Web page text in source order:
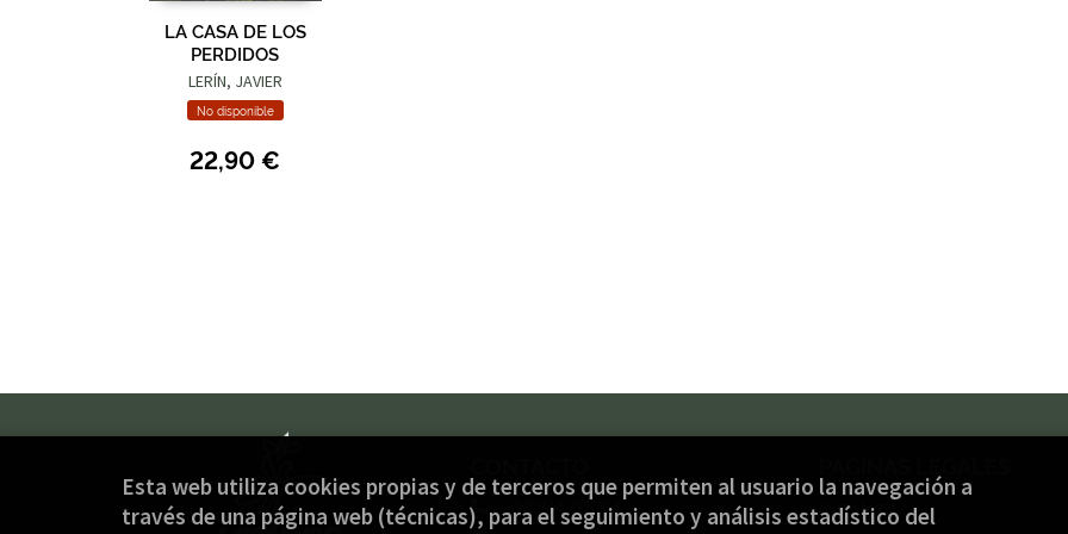
LA CASA DE LOS
PERDIDOS
LERÍN, JAVIER
No disponible
22,90 €
(+34) 944 232 934
Aviso legal
Esta web utiliza cookies propias y de terceros que permiten al usuario la navegación a
través de una página web (técnicas), para el seguimiento y análisis estadístico del